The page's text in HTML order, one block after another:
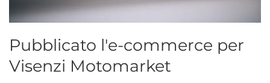
Pubblicato l'e-commerce per
Visenzi Motomarket